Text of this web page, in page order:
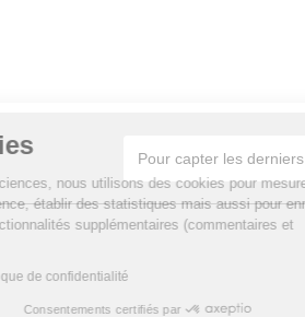
Sur Echosciences, nous utilisons des
notre audience, établir des statistiques
site de fonctionnalités supplémentaires
Lire la politique de confidentialité
Consentements certifiés par